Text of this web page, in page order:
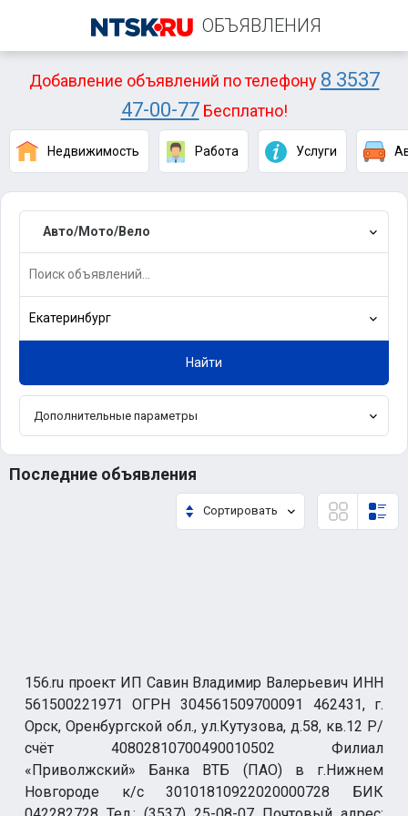
ОБЪЯВЛЕНИЯ
Добавление объявлений по телефону 8 3537
47-00-77Бесплатно!
Недвижимость Работа Услуги
Авто/Мото/Вело
Екатеринбург
Найти
Дополнительные параметры
Последние объявления
Сортировать
156.ru проект ИП Савин Владимир Валерьевич ИНН
561500221971 ОГРН 304561509700091 462431, г.
Орск, Оренбургской обл., ул.Кутузова, д.58, кв.12 Р/
счёт 40802810700490010502 Филиал
«Приволжский» Банка ВТБ (ПАО) в г.Нижнем
Новгороде к/с 30101810922020000728 БИК